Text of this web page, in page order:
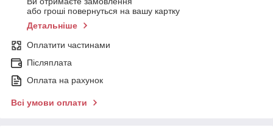
або гроші повернуться на вашу картку
Детальніше
Оплатити частинами
Післяплата
Оплата на рахунок
Всі умови оплати